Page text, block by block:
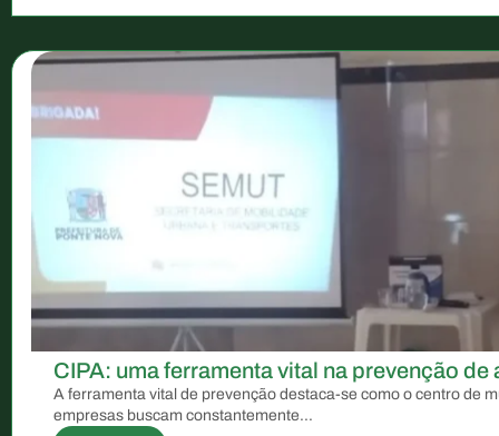
CIPA: uma ferramenta vital na prevenção de
A ferramenta vital de prevenção destaca-se como o centro de
empresas buscam constantemente...